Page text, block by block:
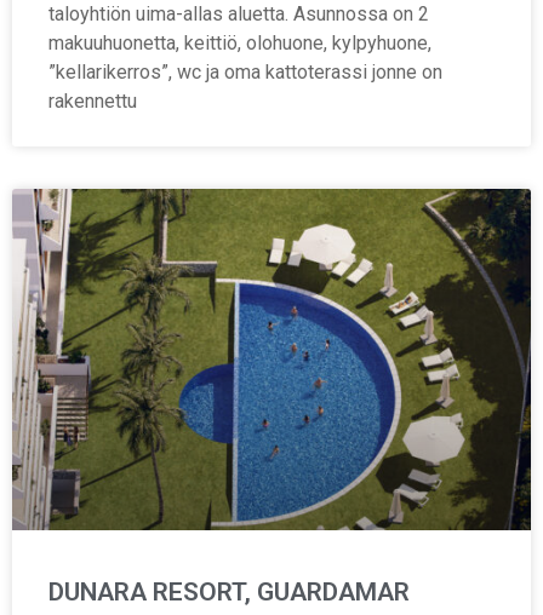
taloyhtiön uima-allas aluetta. Asunnossa on 2
makuuhuonetta, keittiö, olohuone, kylpyhuone,
”kellarikerros”, wc ja oma kattoterassi jonne on
rakennettu
DUNARA RESORT, GUARDAMAR